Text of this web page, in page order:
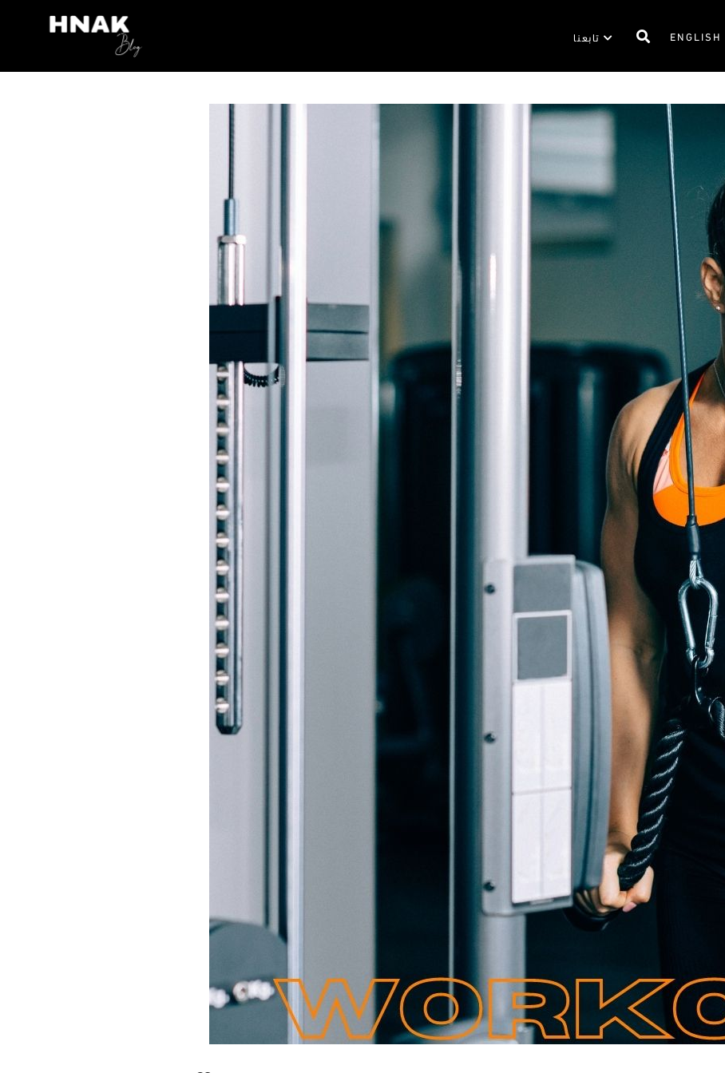
ENGLISH تابعنا